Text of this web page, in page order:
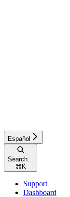
Español
Search...
⌘ K
Support
Dashboard